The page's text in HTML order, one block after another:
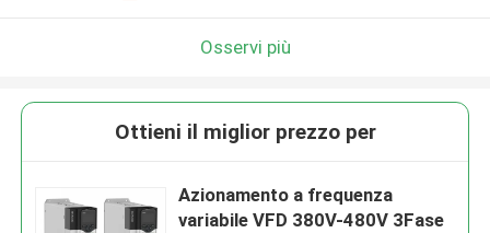
Osservi più
Ottieni il miglior prezzo per
Azionamento a frequenza
variabile VFD 380V-480V 3Fase